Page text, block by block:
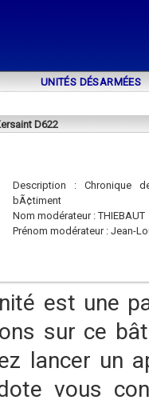
UNITÉS DÉSARMÉES
D622
Description : Chronique
bÃ¢timent
Nom modérateur : THIEBAUT
Prénom modérateur : Jean-
est une
sur ce
lancer un
vous